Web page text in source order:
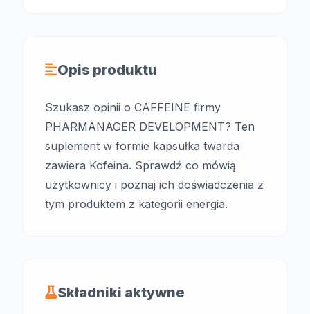
Opis produktu
Szukasz opinii o CAFFEINE firmy
PHARMANAGER DEVELOPMENT? Ten
suplement w formie kapsułka twarda
zawiera Kofeina. Sprawdź co mówią
użytkownicy i poznaj ich doświadczenia z
tym produktem z kategorii energia.
Składniki aktywne